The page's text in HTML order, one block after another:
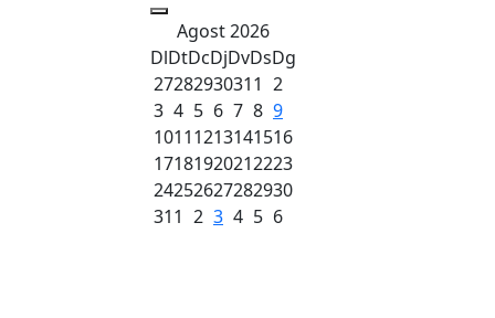
Agost 2026
DlDtDcDjDvDsDg
27282930311 2
3 4 5 6 7 8 9
10111213141516
17181920212223
24252627282930
311 2 3 4 5 6